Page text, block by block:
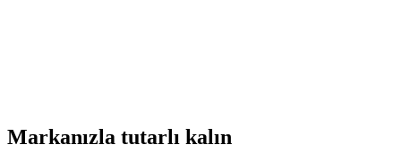
Markanızla tutarlı kalın